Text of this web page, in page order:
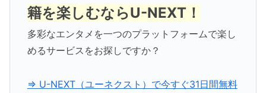
籍を楽しむならU-NEXT！
多彩なエンタメを一つのプラットフォームで楽し
めるサービスをお探しですか？
⇒ U-NEXT（ユーネクスト）で今すぐ31日間無料